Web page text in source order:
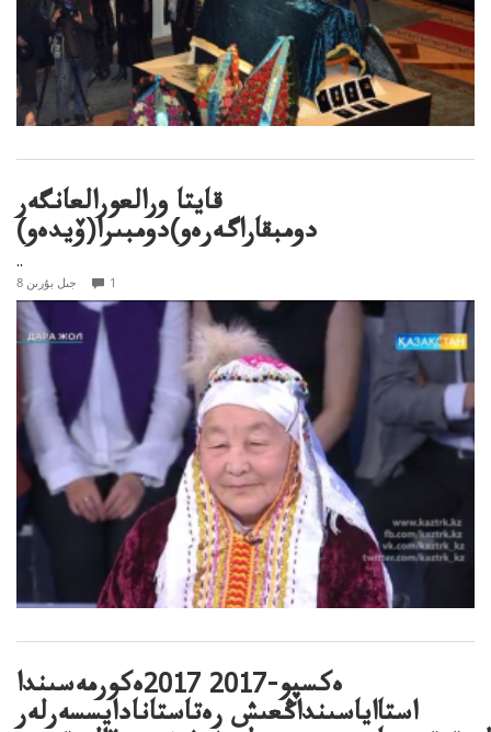
قايتا ورالعورالعانگەر
دومبقاراگەرەو)دومبىرا(ۆيدەو)
..
8 جىل بۇرىن 1
ەكسپو-2017 2017ەكورمەسىندا
استااياسىنداڭعىش رەتاستانادايسسەرلەر